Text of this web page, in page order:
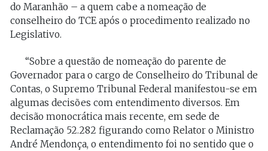
do Maranhão – a quem cabe a nomeação de
conselheiro do TCE após o procedimento realizado no
Legislativo.
“Sobre a questão de nomeação do parente de
Governador para o cargo de Conselheiro do Tribunal de
Contas, o Supremo Tribunal Federal manifestou-se em
algumas decisões com entendimento diversos. Em
decisão monocrática mais recente, em sede de
Reclamação 52.282 figurando como Relator o Ministro
André Mendonça, o entendimento foi no sentido que o